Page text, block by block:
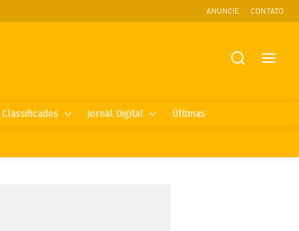
ANUNCIE CONTATO
Classificados Jornal Digital Últimas